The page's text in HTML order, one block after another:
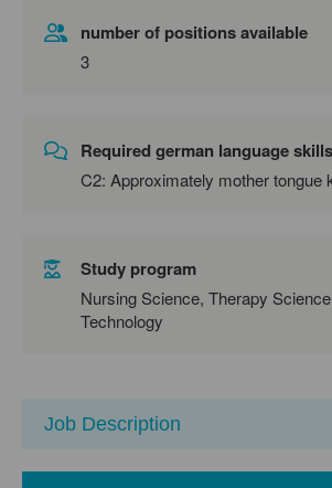
number of positions available
3
Required german language skills
C2: Approximately mother tongue
Study program
Nursing Science, Therapy
Technology
Job Description